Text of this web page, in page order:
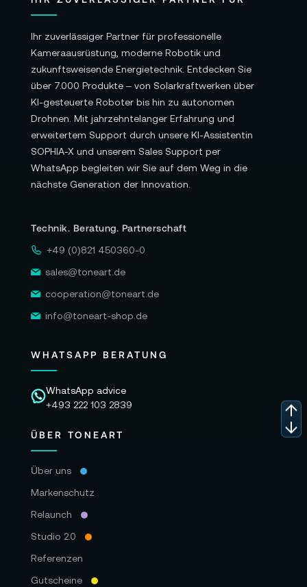
Ihr zuverlässiger Partner für professionelle
Kameraausrüstung, moderne Robotik und
zukunftsweisende Energietechnik. Entdecken Sie
über 7.000 Produkte – von Solarkraftwerken über
KI-gesteuerte Roboter bis hin zu autonomen
Drohnen. Mit jahrzehntelanger Erfahrung und
erweitertem Support durch unsere KI-Assistentin
SOPHIA-X und unserem Sales Support per
WhatsApp begleiten wir Sie auf dem Weg in die
nächste Generation der Innovation.
Technik. Beratung. Partnerschaft
+49 (0)821 450360-0
sales@toneart.de
cooperation@toneart.de
info@toneart-shop.de
WHATSAPP BERATUNG
WhatsApp advice
+493 222 103 2839
ÜBER TONEART
Über uns
Markenschutz
Relaunch
Studio 2.0
Referenzen
Gutscheine